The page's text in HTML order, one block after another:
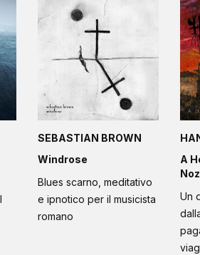
SEBASTIAN BROWN
Windrose
Blues scarno, meditativo
e ipnotico per il musicista
romano
A
Noz
Un